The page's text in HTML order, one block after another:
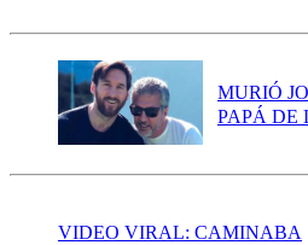
MURIÓ
PAPÁ DE
VIDEO VIRAL: CAMINABA